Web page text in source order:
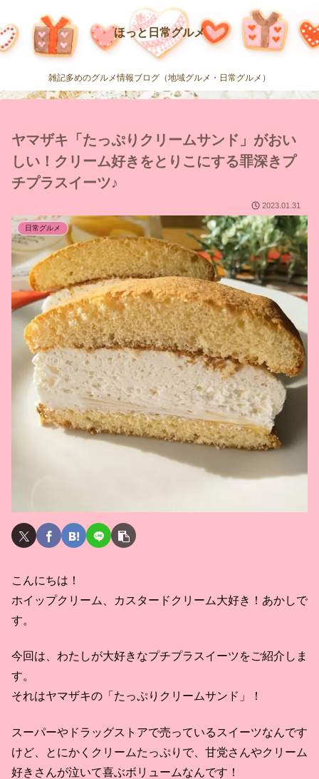
ほっと日常グルメ
雑記多めのグルメ情報ブログ（地域グルメ・日常グルメ）
ヤマザキ「たっぷりクリームサンド」がおい
しい！クリーム好きをとりこにする罪深きプ
チプラスイーツ♪
2023.01.31
日常グルメ
こんにちは！
ホイップクリーム、カスタードクリーム大好き！あかしで
す。
今回は、わたしが大好きなプチプラスイーツをご紹介しま
す。
それはヤマザキの「たっぷりクリームサンド」！
スーパーやドラッグストアで売っているスイーツなんです
けど、とにかくクリームたっぷりで、甘党さんやクリーム
好きさんが泣いて喜ぶボリュームなんです！